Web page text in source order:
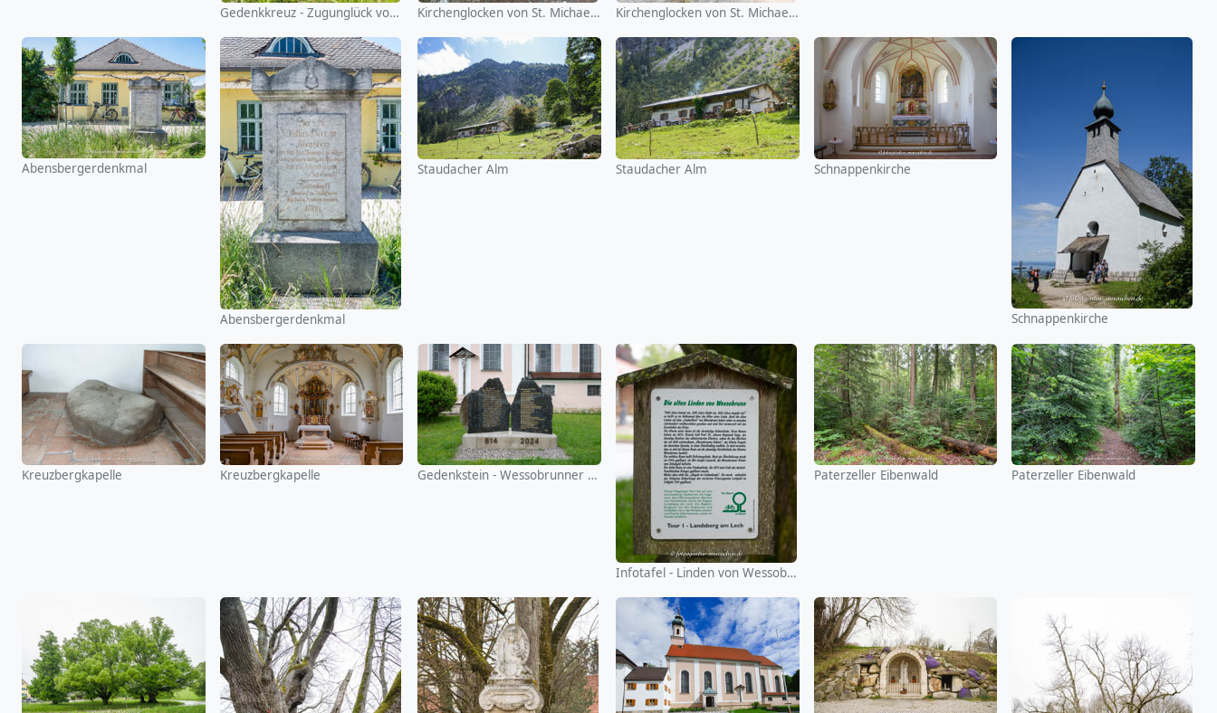
Gedenkkreuz - Zugunglück von 1945 (Oberelkofen) Kirchenglocken von St. Michael (Alxing) Kirchenglocken von St. Michael (Alxing)
Abensbergerdenkmal
Abensbergerdenkmal
Staudacher Alm Staudacher Alm Schnappenkirche
Schnappenkirche
Kreuzbergkapelle Kreuzbergkapelle Gedenkstein - Wessobrunner Gebet
Infotafel - Linden von Wessobrunn
Paterzeller Eibenwald Paterzeller Eibenwald